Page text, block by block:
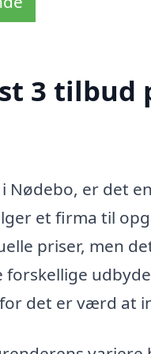
3 tilbud
Nødebo, er det
et firma til
priser, men
forskellige
det er værd at